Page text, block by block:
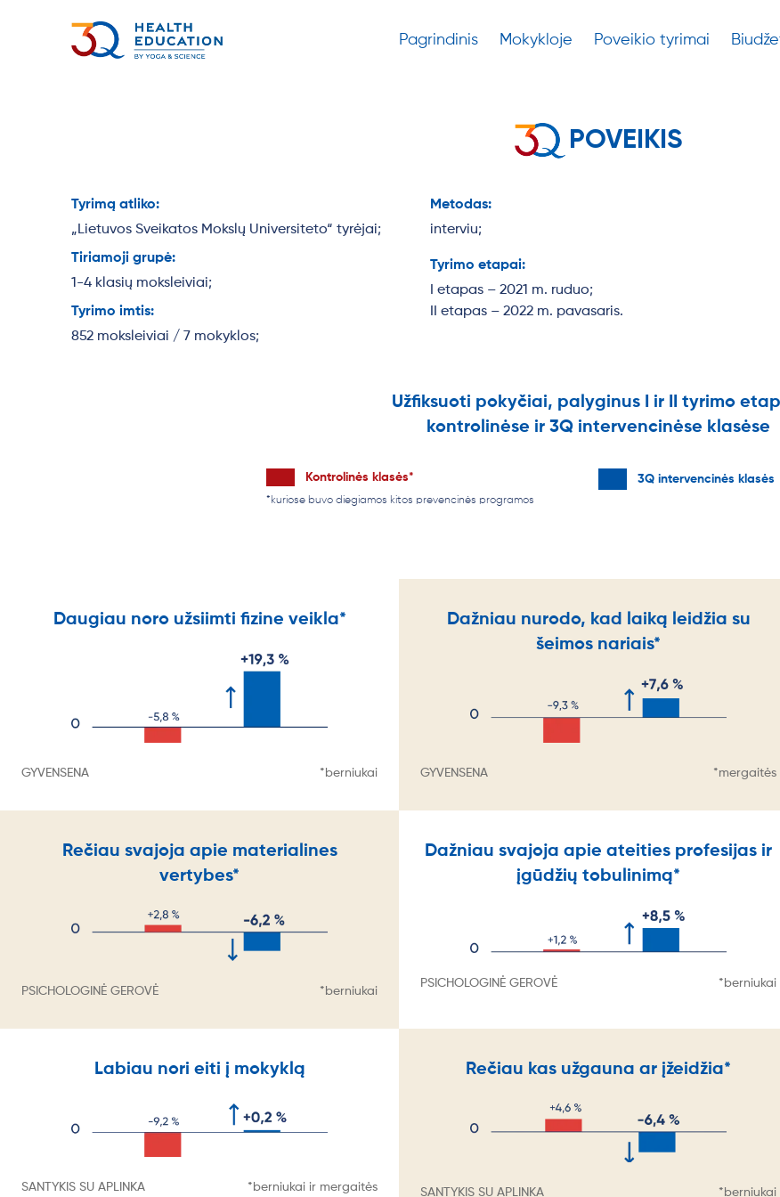
Pagrindinis Mokykloje Poveikio tyrimai
POVEIKIS
Tyrimą atliko:
„Lietuvos Sveikatos Mokslų Universiteto“ tyrėjai;
Tiriamoji grupė:
1-4 klasių moksleiviai;
Tyrimo imtis:
852 moksleiviai / 7 mokyklos;
Metodas:
interviu;
Tyrimo etapai:
I etapas – 2021 m. ruduo;
II etapas – 2022 m. pavasaris.
Užfiksuoti pokyčiai, palyginus I ir II tyrimo
kontrolinėse ir 3Q intervencinėse klasėse
Kontrolinės klasės*
*kuriose buvo diegiamos kitos prevencinės programos
3Q intervencinės klasės
Daugiau noro užsiimti fizine veikla*
GYVENSENA *berniukai
Dažniau nurodo, kad laiką leidžia su
šeimos nariais*
GYVENSENA *mergaitės
Rečiau svajoja apie materialines
vertybes*
PSICHOLOGINĖ GEROVĖ *berniukai
Dažniau svajoja apie ateities profesijas ir
įgūdžių tobulinimą*
PSICHOLOGINĖ GEROVĖ *berniukai
Labiau nori eiti į mokyklą
SANTYKIS SU APLINKA *berniukai ir mergaitės
Rečiau kas užgauna ar įžeidžia*
SANTYKIS SU APLINKA *berniukai